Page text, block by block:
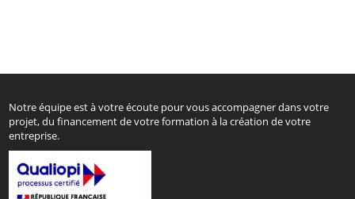
Notre équipe est à votre écoute pour vous accompagner dans votre
projet, du financement de votre formation à la création de votre
entreprise.